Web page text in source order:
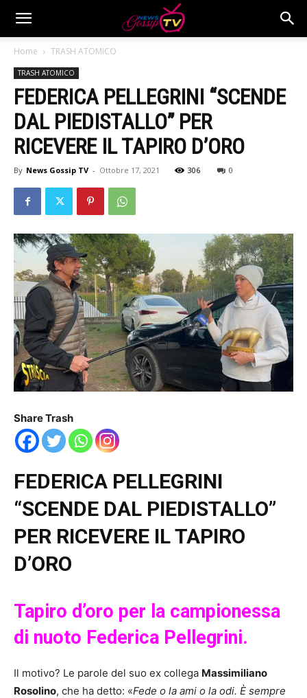
Home TRASH ATOMICO
TRASH ATOMICO
FEDERICA PELLEGRINI “SCENDE
DAL PIEDISTALLO” PER
RICEVERE IL TAPIRO D’ORO
By News Gossip TV - Ottobre 17, 2021 306 0
Share Trash
FEDERICA PELLEGRINI
“SCENDE DAL PIEDISTALLO”
PER RICEVERE IL TAPIRO
D’ORO
Tapiro d’oro per la campionessa
di nuoto Federica Pellegrini.
Il motivo? Le parole del suo ex collega Massimiliano
Rosolino, che ha detto: «Fede o la ami o la odi. È sempre